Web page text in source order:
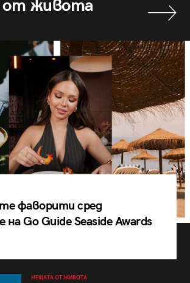
живота
фаворити сред
Go Guide Seaside Awards
НЕЩАТА ОТ ЖИВОТА